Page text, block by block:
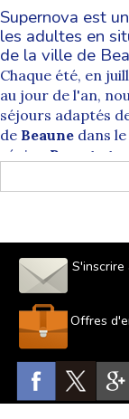
Supernova est
les adultes en
de la ville de
Chaque été, en
au jour de l'an,
séjours adaptés
de Beaune dans
région
Nos départs
des animateurs
destinations. Les
soumis à un
de train aller et
équipes
Comment se
par Supernova
Beaune, ses
ramparts, ses
Offres